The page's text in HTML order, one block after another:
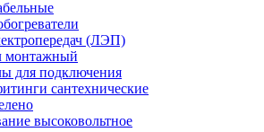
(ЛЭП)
монтажный
для подключения
сантехнические
высоковольтное